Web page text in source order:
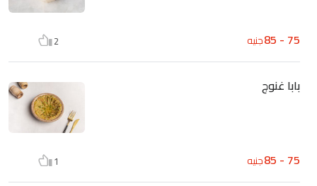
75 - 85 جنيه 2
بابا غنوج
75 - 85 جنيه 1